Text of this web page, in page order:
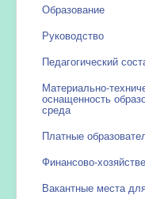
Образование
Руководство
Педагогический
Материально-
оснащенность
среда
Платные
Финансово-
Вакантные места